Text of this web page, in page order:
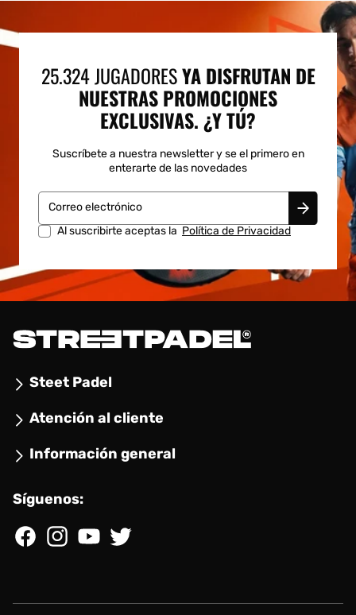
25.324 JUGADORESYA DISFRUTAN DE
NUESTRAS PROMOCIONES
EXCLUSIVAS. ¿Y TÚ?
Suscríbete a nuestra newsletter y se el primero en
enterarte de las novedades
Correo electrónico
Al suscribirte aceptas la Política de Privacidad
Steet Padel
Atención al cliente
Información general
Síguenos:
FacebookInstagramYouTubeTwitter